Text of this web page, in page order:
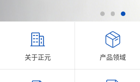
关于正元 产品领域